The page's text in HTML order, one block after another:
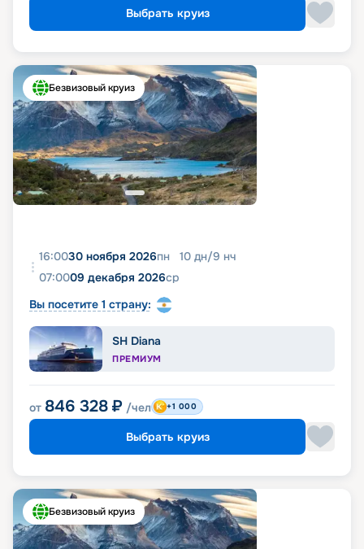
Выбрать круиз
Безвизовый круиз
16:0030 ноября 2026пн 10 дн/9 нч
07:0009 декабря 2026ср
Вы посетите 1 страну:
SH Diana
ПРЕМИУМ
от 846 328 ₽ /чел +1 000
Выбрать круиз
Безвизовый круиз